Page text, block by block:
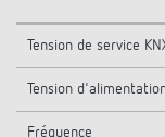
Tension de service
Tension
Fréquence